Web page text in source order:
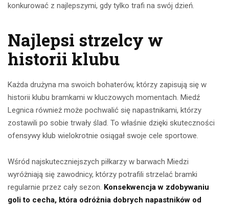
konkurować z najlepszymi, gdy tylko trafi na swój dzień.
Najlepsi strzelcy w
historii klubu
Każda drużyna ma swoich bohaterów, którzy zapisują się w
historii klubu bramkami w kluczowych momentach. Miedź
Legnica również może pochwalić się napastnikami, którzy
zostawili po sobie trwały ślad. To właśnie dzięki skuteczności
ofensywy klub wielokrotnie osiągał swoje cele sportowe.
Wśród najskuteczniejszych piłkarzy w barwach Miedzi
wyróżniają się zawodnicy, którzy potrafili strzelać bramki
regularnie przez cały sezon. Konsekwencja w zdobywaniu
goli to cecha, która odróżnia dobrych napastników od